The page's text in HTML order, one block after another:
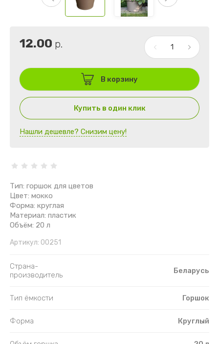
12.00 р.
В корзину
Купить в один клик
Нашли дешевле? Снизим цену!
Тип: горшок для цветов
Цвет: мокко
Форма: круглая
Материал: пластик
Объём: 20 л
Артикул: 00251
Страна-
производитель
Беларусь
Тип ёмкости Горшок
Форма Круглый